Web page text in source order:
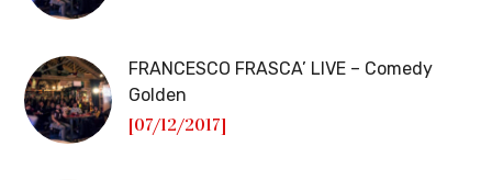
FRANCESCO FRASCA’ LIVE – Comedy
Golden
[07/12/2017]